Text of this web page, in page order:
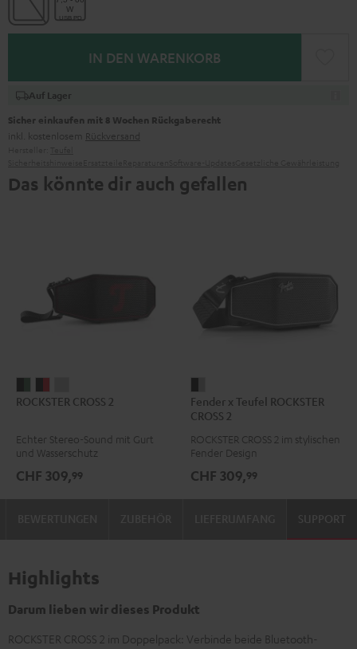
IN DEN WARENKORB
Auf Lager
Sicher einkaufen mit 8 Wochen Rückgaberecht
inkl. kostenlosem Rückversand
Das könnte dir auch gefallen
CROSS
Black
Green
CROSS
Black
Red
CROSS
Light
ROCKSTER CROSS 2
Echter Stereo-Sound mit Gurt
und Wasserschutz
CHF 309,99
x
Teufel
ROCKSTER
2
Fender x Teufel ROCKSTER
CROSS 2
ROCKSTER CROSS 2 im stylischen
Fender Design
CHF 309,99
SUPPORT
Highlights
Darum lieben wir dieses Produkt
ROCKSTER CROSS 2 im Doppelpack: Verbinde beide Bluetooth-